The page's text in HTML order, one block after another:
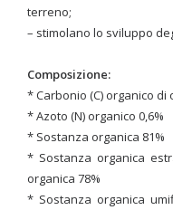
terreno;
– stimolano lo sviluppo
Composizione:
* Carbonio (C) organico di
* Azoto (N) organico 0,6%
* Sostanza organica 81%
* Sostanza organica
organica 78%
* Sostanza organica